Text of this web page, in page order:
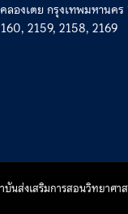
องเตย กรุงเทพมหานค
2159, 2158, 2169
นส่งเสริมการสอนวิทยาศา